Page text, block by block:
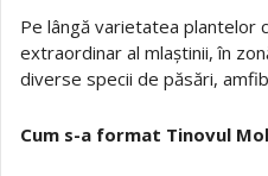
Pe lângă varietatea plantelor
extraordinar al mlaștinii, în
diverse specii de păsări,
Cum s-a format Tinovul